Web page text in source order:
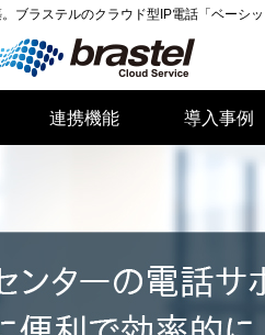
ブラステルのクラウド型IP電話「ベーシ
連携機能 導入事例